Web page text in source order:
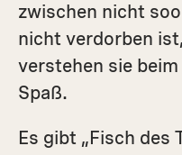
zwischen nicht
nicht verdorben
verstehen sie
Spaß.
Es gibt „Fisch des